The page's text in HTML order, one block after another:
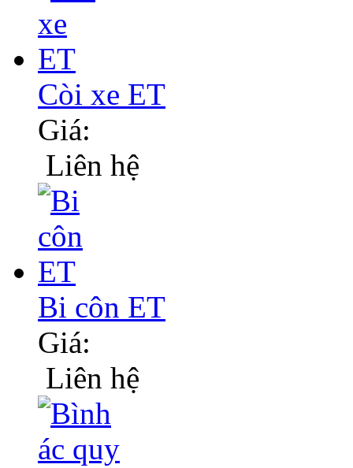
Còi xe ET
Giá:
Liên hệ
Bi côn ET
Giá:
Liên hệ